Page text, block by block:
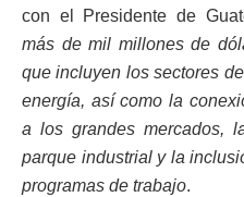
con el Presidente de
más de mil millones de
que incluyen los sectores
energía, así como la
a los grandes mercados,
parque industrial y la
programas de trabajo.